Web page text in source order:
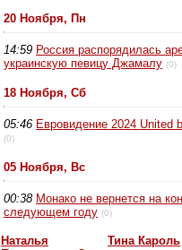
20 Ноября, Пн
14:59 Россия распорядилась
украинскую певицу Джамалу (0)
18 Ноября, Сб
05:46 Евровидение 2024 United
(0)
05 Ноября, Вс
00:38 Монако не вернется на
следующем году (0)
Наталья
Тина Кароль